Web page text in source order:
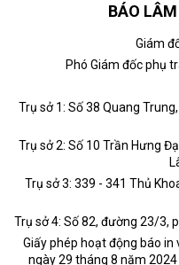
BÁO
Giám
Phó Giám đốc phụ
Trụ sở 1: Số 38 Quang
Trụ sở 2: Số 10 Trần Hưng
Trụ sở 3: 339 - 341 Thủ
Trụ sở 4: Số 82, đường 23/3,
Giấy phép hoạt động báo
ngày 29 tháng 8 năm